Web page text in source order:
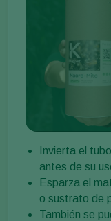
Invierta el
antes de su
Esparza el
o sustrato de
También se